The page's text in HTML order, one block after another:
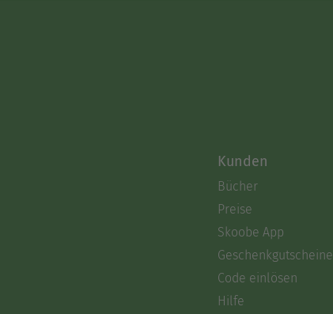
Kunden
Bücher
Preise
Skoobe App
Geschenkgutscheine
Code einlösen
Hilfe